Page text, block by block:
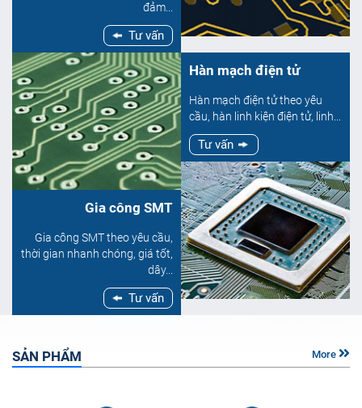
đảm...
Tư vấn
Gia công SMT
Gia công SMT theo yêu cầu,
thời gian nhanh chóng, giá tốt,
dây...
Tư vấn
Hàn mạch điện tử
Hàn mạch điện tử theo yêu
cầu, hàn linh kiện điện tử, linh...
Tư vấn
SẢN PHẨM More